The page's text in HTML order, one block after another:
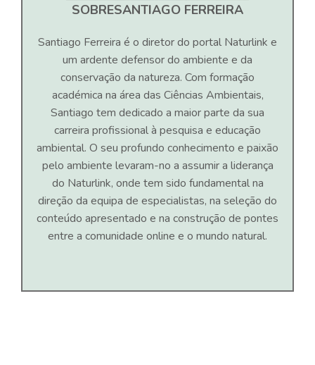
SOBRESANTIAGO FERREIRA
Santiago Ferreira é o diretor do portal Naturlink e
um ardente defensor do ambiente e da
conservação da natureza. Com formação
académica na área das Ciências Ambientais,
Santiago tem dedicado a maior parte da sua
carreira profissional à pesquisa e educação
ambiental. O seu profundo conhecimento e paixão
pelo ambiente levaram-no a assumir a liderança
do Naturlink, onde tem sido fundamental na
direção da equipa de especialistas, na seleção do
conteúdo apresentado e na construção de pontes
entre a comunidade online e o mundo natural.